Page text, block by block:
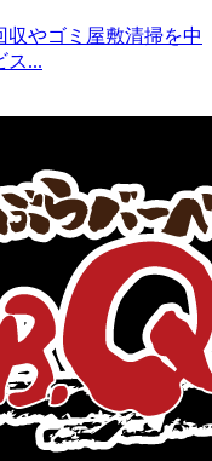
収やゴミ屋敷清掃を中
ス...